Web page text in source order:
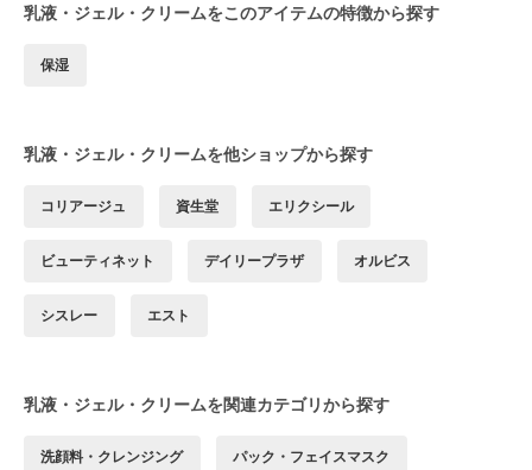
乳液・ジェル・クリームをこのアイテムの特徴から探す
保湿
乳液・ジェル・クリームを他ショップから探す
コリアージュ 資生堂 エリクシール
ビューティネット デイリープラザ オルビス
シスレー エスト
乳液・ジェル・クリームを関連カテゴリから探す
洗顔料・クレンジング パック・フェイスマスク